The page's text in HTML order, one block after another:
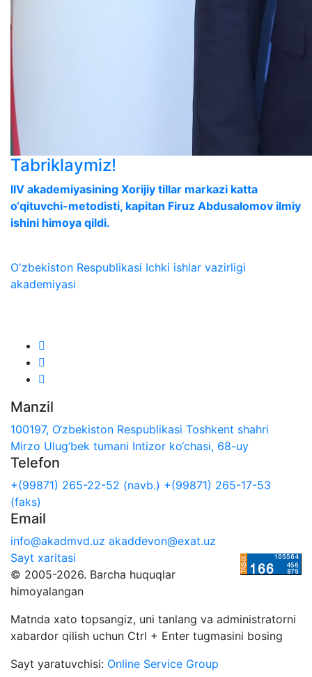
Tabriklaymiz!
IIV akademiyasining Xorijiy tillar markazi katta
o‘qituvchi-metodisti, kapitan Firuz Abdusalomov ilmiy
ishini himoya qildi.
O'zbekiston Respublikasi Ichki ishlar vazirligi
akademiyasi
Manzil
100197, O‘zbekiston Respublikasi Toshkent shahri
Mirzo Ulug‘bek tumani Intizor ko‘chasi, 68-uy
Telefon
+(99871) 265-22-52 (navb.) +(99871) 265-17-53
(faks)
Email
info@akadmvd.uz akaddevon@exat.uz
Sayt xaritasi
© 2005-2026. Barcha huquqlar
himoyalangan
Matnda xato topsangiz, uni tanlang va administratorni
xabardor qilish uchun Ctrl + Enter tugmasini bosing
Sayt yaratuvchisi: Online Service Group